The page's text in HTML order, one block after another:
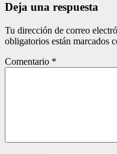
Deja una respuesta
Tu dirección de correo
obligatorios están marcados
Comentario *